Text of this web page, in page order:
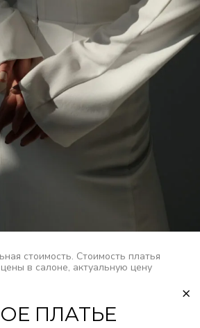
стоимость. Стоимость платья
в салоне, актуальную цену
ПЛАТЬЕ